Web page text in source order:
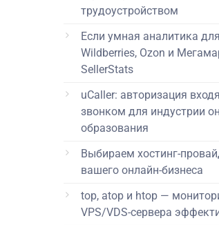
трудоустройством
Если умная аналитика для
Wildberries, Ozon и
SellerStats
uCaller: авторизация
звонком для индустрии
образования
Выбираем хостинг-
вашего онлайн-бизнеса
top, atop и htop —
VPS/VDS-сервера